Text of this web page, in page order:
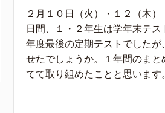
２月１０日（火）・１２（木）
日間、１・２年生は学年末テ
年度最後の定期テストでしたが
せたでしょうか。１年間のまと
てて取り組めたことと思いま